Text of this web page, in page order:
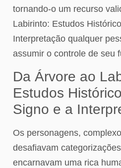
tornando-o um recurso
Labirinto: Estudos
Interpretação qualquer
assumir o controle de seu
Da Árvore ao
Estudos
Signo e a
Os personagens,
desafiavam
encarnavam uma rica